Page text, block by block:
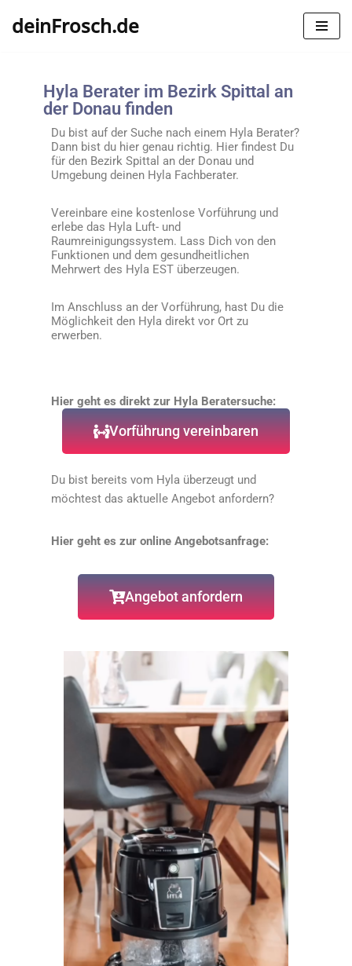
deinFrosch.de
Hyla Berater im Bezirk Spittal an
der Donau finden
Du bist auf der Suche nach einem Hyla Berater?
Dann bist du hier genau richtig. Hier findest Du
für den Bezirk Spittal an der Donau und
Umgebung deinen Hyla Fachberater.
Vereinbare eine kostenlose Vorführung und
erlebe das Hyla Luft- und
Raumreinigungssystem. Lass Dich von den
Funktionen und dem gesundheitlichen
Mehrwert des Hyla EST überzeugen.
Im Anschluss an der Vorführung, hast Du die
Möglichkeit den Hyla direkt vor Ort zu
erwerben.
Hier geht es direkt zur Hyla Beratersuche:
Vorführung vereinbaren
Du bist bereits vom Hyla überzeugt und
möchtest das aktuelle Angebot anfordern?
Hier geht es zur online Angebotsanfrage:
Angebot anfordern